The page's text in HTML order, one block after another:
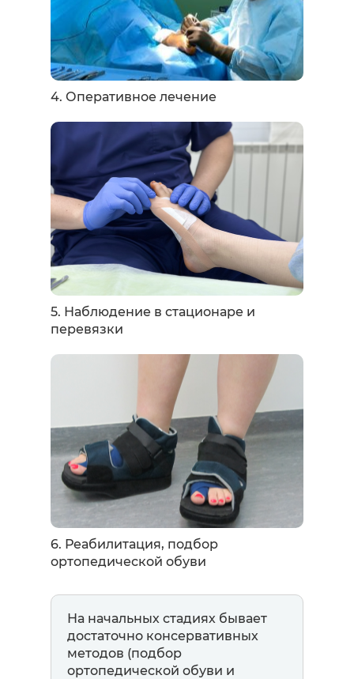
4. Оперативное лечение
5. Наблюдение в стационаре и
перевязки
6. Реабилитация, подбор
ортопедической обуви
На начальных стадиях бывает
достаточно консервативных
методов (подбор
ортопедической обуви и